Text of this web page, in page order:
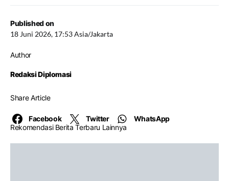
Published on
18 Juni 2026, 17:53 Asia/Jakarta
Author
Redaksi Diplomasi
Share Article
Facebook Twitter WhatsApp
Rekomendasi Berita Terbaru Lainnya